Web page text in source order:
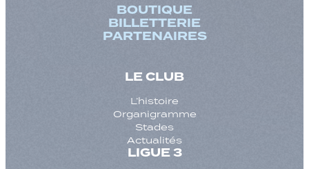
BOUTIQUE
BILLETTERIE
PARTENAIRES
LE CLUB
L’histoire
Organigramme
Stades
Actualités
LIGUE 3